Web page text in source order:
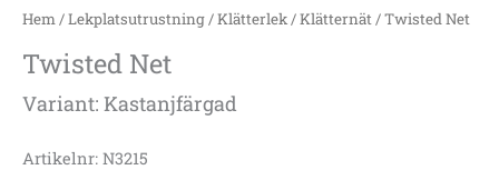
Hem/Lekplatsutrustning/Klätterlek/Klätternät/ Twisted Net
Twisted Net
Variant: Kastanjfärgad
Artikelnr: N3215
mängd